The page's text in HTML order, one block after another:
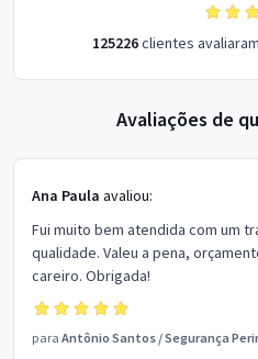
125226clientes
Avaliações de
Ana Paula avaliou:
Fui muito bem atendida com um
qualidade. Valeu a pena,
careiro. Obrigada!
para Antônio Santos /Segurança